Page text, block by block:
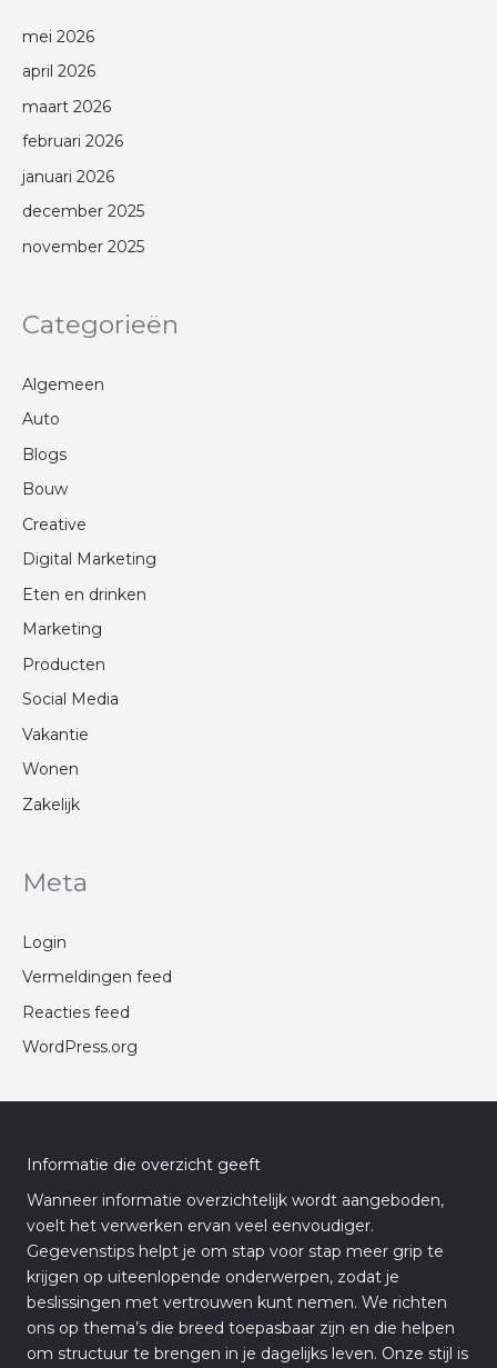
mei 2026
april 2026
maart 2026
februari 2026
januari 2026
december 2025
november 2025
Categorieën
Algemeen
Auto
Blogs
Bouw
Creative
Digital Marketing
Eten en drinken
Marketing
Producten
Social Media
Vakantie
Wonen
Zakelijk
Meta
Login
Vermeldingen feed
Reacties feed
WordPress.org
Informatie die overzicht geeft
Wanneer informatie overzichtelijk wordt aangeboden,
voelt het verwerken ervan veel eenvoudiger.
Gegevenstips helpt je om stap voor stap meer grip te
krijgen op uiteenlopende onderwerpen, zodat je
beslissingen met vertrouwen kunt nemen. We richten
ons op thema’s die breed toepasbaar zijn en die helpen
om structuur te brengen in je dagelijks leven. Onze stijl is